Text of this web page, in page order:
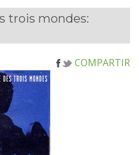
trois mondes:
COMPARTIR